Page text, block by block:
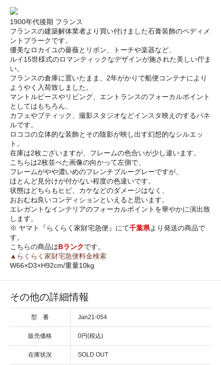
1900年代後期 フランス
フランスの建築解体業者より買い付けました石膏装飾のペディメ
ントプラークです。
優美なロカイユの薔薇とリボン、トーチや楽器など、
ルイ15世様式のロマンティックなデザインが施された美しい佇ま
い。
フランスの倉庫に置いたまま、2年がかりで船便コンテナにより
ようやく入荷致しました。
マントルピースやリビング、エントランスのフォーカルポイント
としてはもちろん、
カフェやブティック、撮影スタジオなどインスタ映えのするパネ
ルです。
ロココの立体的な装飾とその陰影が映し出す幻想的なシルエッ
ト。
在庫は2枚ございますが、フレームの色合いが少し違います。
こちらは2枚並べた画像の向かって左側で、
フレームがやや濃いめのフレンチブルーグレーですが、
ほとんど見分けが付かない程度の色違いです。
状態はどちらもヒビ、カケなどのダメージはなく、
おおむね良いコンディションといえると思います。
エレガントなインテリアのフォーカルポイントを華やかに演出致
します。
※ ヤマト『らくらく家財宅急便』にて千葉県より発送の商品で
す。
こちらの商品はBランクです。
▲らくらく家財宅急便料金検索
W66×D3×H92cm/重量10kg
その他の詳細情報
型 番 Jan21-054
販売価格 0円(税込)
在庫状況 SOLD OUT